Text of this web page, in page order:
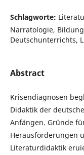
Schlagworte:
Narratologie,
Deutschunterrichts,
Abstract
Krisendiagnosen
Didaktik der
Anfängen. Gründe
Herausforderungen
Literaturdidaktik